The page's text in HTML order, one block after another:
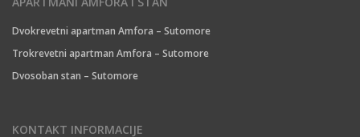
Dvokrevetni apartman Amfora – Sutomore
Trokrevetni apartman Amfora – Sutomore
Dvosoban stan – Sutomore
KONTAKT INFORMACIJE